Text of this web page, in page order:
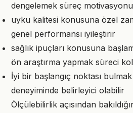
dengelemek süreç
uyku kalitesi konusuna özel
genel performansı iyileştirir
sağlık ipuçları konusuna
ön araştırma yapmak süreci
İyi bir başlangıç noktası
deneyiminde belirleyici olabilir
Ölçülebilirlik açısından